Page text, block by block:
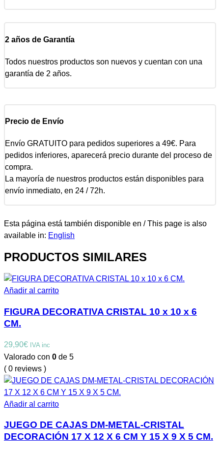
2 años de Garantía
Todos nuestros productos son nuevos y cuentan con una
garantía de 2 años.
Precio de Envío
Envío GRATUITO para pedidos superiores a 49€. Para
pedidos inferiores, aparecerá precio durante del proceso de
compra.
La mayoría de nuestros productos están disponibles para
envío inmediato, en 24 / 72h.
Esta página está también disponible en / This page is also
available in: English
PRODUCTOS SIMILARES
Añadir al carrito
FIGURA DECORATIVA CRISTAL 10 x 10 x 6
CM.
29,90€ IVA inc
Valorado con 0 de 5
( 0 reviews )
Añadir al carrito
JUEGO DE CAJAS DM-METAL-CRISTAL
DECORACIÓN 17 X 12 X 6 CM Y 15 X 9 X 5 CM.